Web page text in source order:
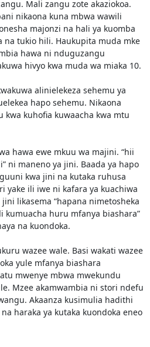
Mali zangu zote akaziokoa.
nikaona kuna mbwa wawili
majonzi na hali ya kuomba
na tukio hili. Haukupita muda mke
hawa ni nduguzangu
hivyo kwa muda wa miaka 10.
alinielekeza sehemu ya
hapo sehemu. Nikaona
kuhofia kuwaacha kwa mtu
hawa ewe mkuu wa majini. “hii
ni maneno ya jini. Baada ya hapo
kwa jini na kutaka ruhusa
yake ili iwe ni kafara ya kuachiwa
likasema “hapana nimetosheka
huru mfanya biashara”
na kuondoka.
wazee wale. Basi wakati wazee
yule mfanya biashara
mwenye mbwa mwekundu
Mzee akamwambia ni stori ndefu
Akaanza kusimulia hadithi
haraka ya kutaka kuondoka eneo